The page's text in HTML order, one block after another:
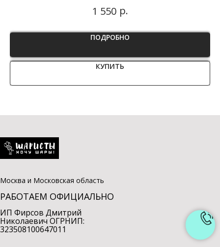
1 550 р.
ПОДРОБНО
КУПИТЬ
Москва и Московская область
РАБОТАЕМ ОФИЦИАЛЬНО
ИП Фирсов Дмитрий
Николаевич ОГРНИП:
323508100647011